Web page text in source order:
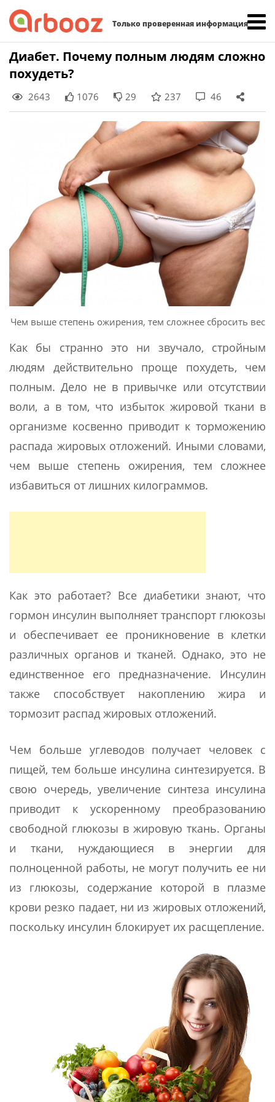
Только проверенная информация
Skip
to
content
Диабет. Почему полным людям сложно
похудеть?
2643 1076 29 237 46
Чем выше степень ожирения, тем сложнее сбросить вес
Как бы странно это ни звучало, стройным
людям действительно проще похудеть, чем
полным. Дело не в привычке или отсутствии
воли, а в том, что избыток жировой ткани в
организме косвенно приводит к торможению
распада жировых отложений. Иными словами,
чем выше степень ожирения, тем сложнее
избавиться от лишних килограммов.
Как это работает? Все диабетики знают, что
гормон инсулин выполняет транспорт глюкозы
и обеспечивает ее проникновение в клетки
различных органов и тканей. Однако, это не
единственное его предназначение. Инсулин
также способствует накоплению жира и
тормозит распад жировых отложений.
Чем больше углеводов получает человек с
пищей, тем больше инсулина синтезируется. В
свою очередь, увеличение синтеза инсулина
приводит к ускоренному преобразованию
свободной глюкозы в жировую ткань. Органы
и ткани, нуждающиеся в энергии для
полноценной работы, не могут получить ее ни
из глюкозы, содержание которой в плазме
крови резко падает, ни из жировых отложений,
поскольку инсулин блокирует их расщепление.
Найти: